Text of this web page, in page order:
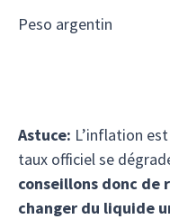
Peso argentin
Astuce: L’inflation
taux officiel se
conseillons donc de
changer du liquide